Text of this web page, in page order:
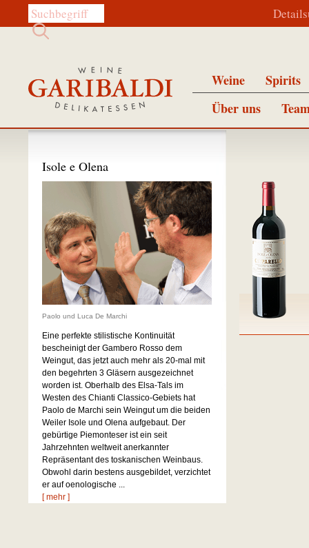
Diese Website durchsuchen:
Weine
Spirits
Über uns
Isole e Olena
Paolo und Luca De Marchi
Eine perfekte stilistische Kontinuität
bescheinigt der Gambero Rosso dem
Weingut, das jetzt auch mehr als 20-mal mit
den begehrten 3 Gläsern ausgezeichnet
worden ist. Oberhalb des Elsa-Tals im
Westen des Chianti Classico-Gebiets hat
Paolo de Marchi sein Weingut um die beiden
Weiler Isole und Olena aufgebaut. Der
gebürtige Piemonteser ist ein seit
Jahrzehnten weltweit anerkannter
Repräsentant des toskanischen Weinbaus.
Obwohl darin bestens ausgebildet, verzichtet
er auf oenologische ...
[ mehr ]